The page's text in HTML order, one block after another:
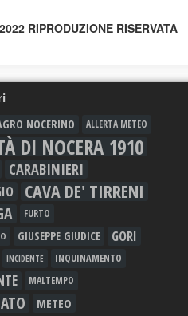
RIPRODUZIONE RISERVATA
NOCERINO
ALLERTA METEO
DI NOCERA 1910
CARABINIERI
CAVA DE' TIRRENI
FURTO
GIUSEPPE GIUDICE GORI
INCIDENTE INQUINAMENTO
MALTEMPO
METEO